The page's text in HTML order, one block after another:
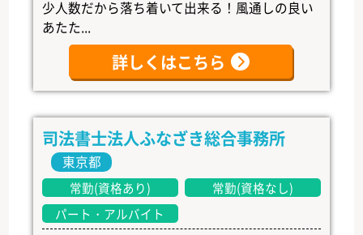
少人数だから落ち着いて出来る！風通しの良い
あたた...
詳しくはこちら
司法書士法人ふなざき総合事務所
東京都
常勤(資格あり)
常勤(資格なし)
パート・アルバイト